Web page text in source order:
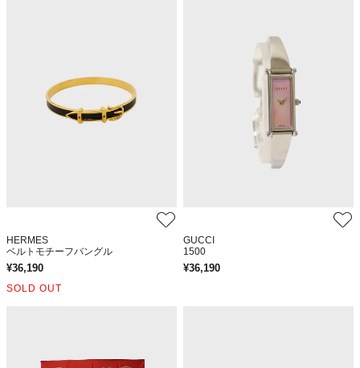
HERMES
ベルトモチーフバングル
¥36,190
SOLD OUT
GUCCI
1500
¥36,190